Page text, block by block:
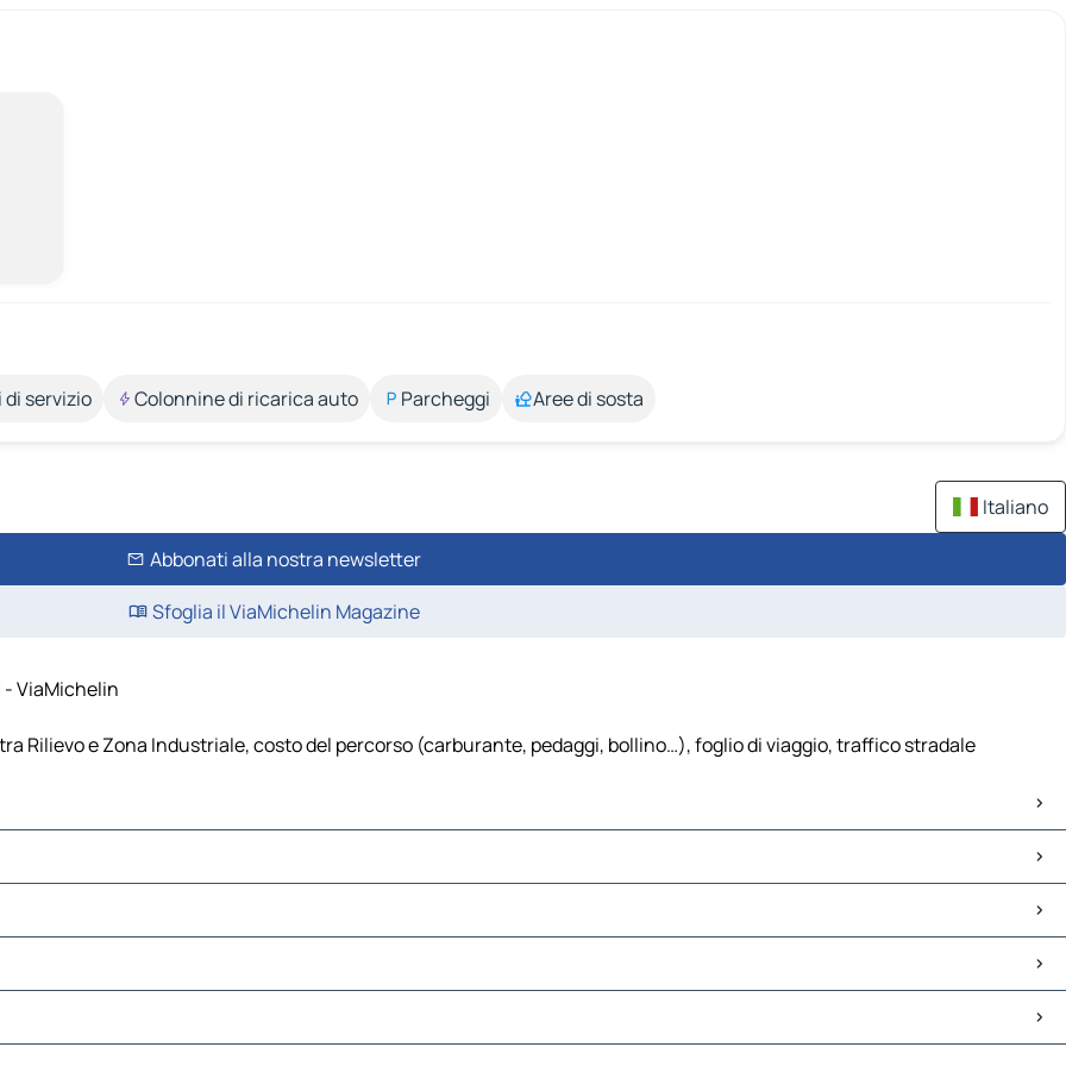
servizio Colonnine di ricarica auto Parcheggi Aree di sosta
Italiano
Abbonati alla nostra newsletter
Sfoglia il ViaMichelin Magazine
ViaMichelin
Rilievo e Zona Industriale, costo del percorso (carburante, pedaggi, bollino…), foglio di viaggio, traffico stradale